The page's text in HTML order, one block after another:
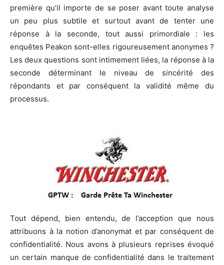
première qu’il importe de se poser avant toute analyse
un peu plus subtile et surtout avant de tenter une
réponse à la seconde, tout aussi primordiale : les
enquêtes Peakon sont-elles rigoureusement anonymes ?
Les deux questions sont intimement liées, la réponse à la
seconde déterminant le niveau de sincérité des
répondants et par conséquent la validité même du
processus.
Tout dépend, bien entendu, de l’acception que nous
attribuons à la notion d’anonymat et par conséquent de
confidentialité. Nous avons à plusieurs reprises évoqué
un certain manque de confidentialité dans le traitement